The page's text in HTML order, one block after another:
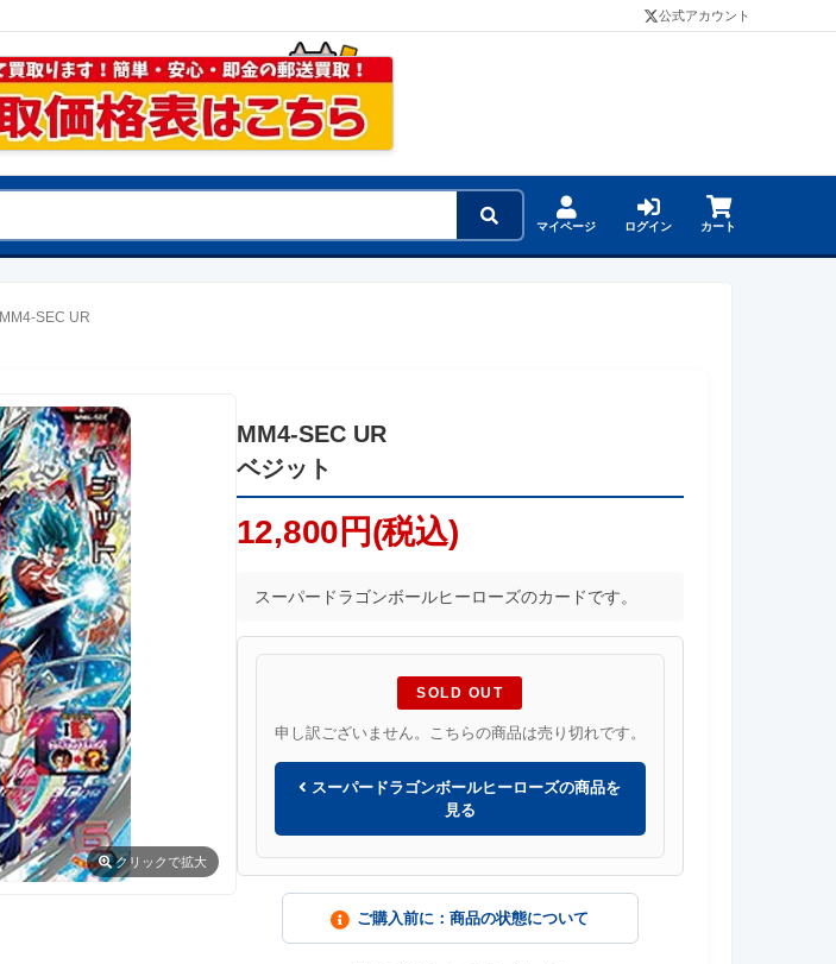
公式アカウント
マイページ ログイン カート
MM4-SEC UR
クリック で拡大
MM4-SEC UR
ベジット
12,800円(税込)
スーパードラゴンボールヒーローズのカードです。
SOLD OUT
申し訳ございません。こちらの商品は売り切れです。
スーパードラゴンボールヒーローズの商品を
見る
ご購入前に：商品の状態について